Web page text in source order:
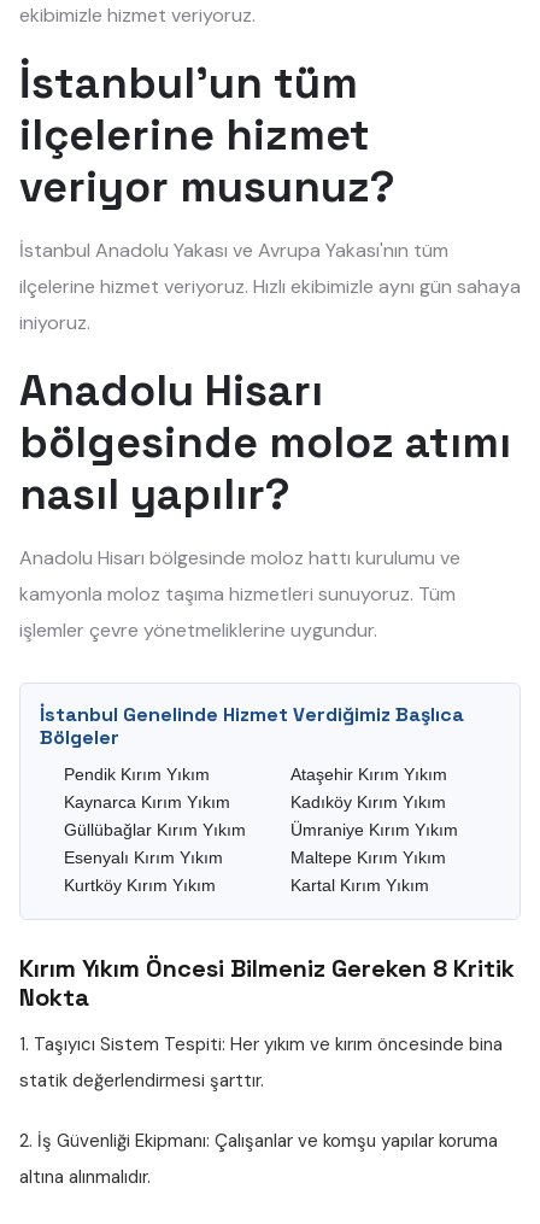
ekibimizle hizmet veriyoruz.
İstanbul'un tüm
ilçelerine hizmet
veriyor musunuz?
İstanbul Anadolu Yakası ve Avrupa Yakası'nın tüm
ilçelerine hizmet veriyoruz. Hızlı ekibimizle aynı gün sahaya
iniyoruz.
Anadolu Hisarı
bölgesinde moloz atımı
nasıl yapılır?
Anadolu Hisarı bölgesinde moloz hattı kurulumu ve
kamyonla moloz taşıma hizmetleri sunuyoruz. Tüm
işlemler çevre yönetmeliklerine uygundur.
İstanbul Genelinde Hizmet Verdiğimiz Başlıca
Bölgeler
Pendik Kırım Yıkım
Kaynarca Kırım Yıkım
Güllübağlar Kırım Yıkım
Esenyalı Kırım Yıkım
Kurtköy Kırım Yıkım
Ataşehir Kırım Yıkım
Kadıköy Kırım Yıkım
Ümraniye Kırım Yıkım
Maltepe Kırım Yıkım
Kartal Kırım Yıkım
Kırım Yıkım Öncesi Bilmeniz Gereken 8 Kritik
Nokta
1. Taşıyıcı Sistem Tespiti: Her yıkım ve kırım öncesinde bina
statik değerlendirmesi şarttır.
2. İş Güvenliği Ekipmanı: Çalışanlar ve komşu yapılar koruma
altına alınmalıdır.